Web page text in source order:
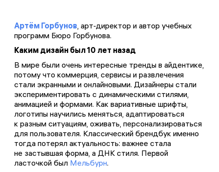
Комментариев пока не было...
Обменивайтесь эмоциями и мнением. Редакция
читает все комментарии, а на некоторые —
отвечает
Артём Горбунов, арт‑директор и автор учебных
программ Бюро Горбунова.
Каким дизайн был 10 лет назад
В мире были очень интересные тренды в айдентике,
потому что коммерция, сервисы и развлечения
стали экранными и онлайновыми. Дизайнеры стали
экспериментировать с динамическими стилями,
анимацией и формами. Как вариативные шрифты,
логотипы научились меняться, адаптироваться
к разным ситуациям, оживать, персонализироваться
для пользователя. Классический брендбук именно
тогда потерял актуальность: важнее стала
не застывшая форма, а ДНК стиля. Первой
ласточкой был Мельбурн.